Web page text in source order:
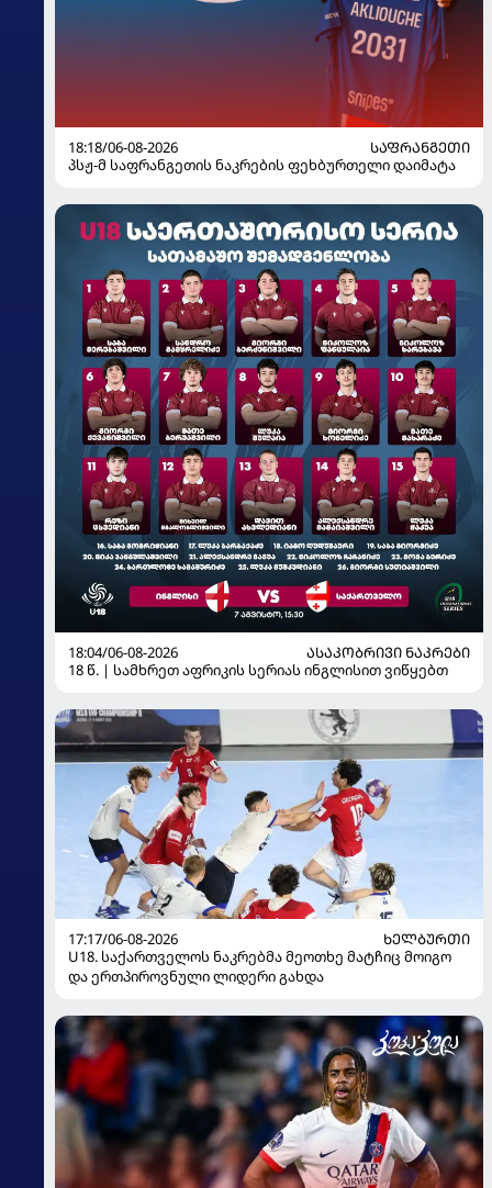
18:18/06-08-2026
ᲡᲐᲤᲠᲐᲜᲒᲔᲗᲘ
პსჟ-მ საფრანგეთის ნაკრების ფეხბურთელი დაიმატა
18:04/06-08-2026
ᲐᲡᲐᲙᲝᲑᲠᲘᲕᲘ ᲜᲐᲙᲠᲔᲑᲘ
18 წ. | სამხრეთ აფრიკის სერიას ინგლისით ვიწყებთ
17:17/06-08-2026
ᲮᲔᲚᲑᲣᲠᲗᲘ
U18. საქართველოს ნაკრებმა მეოთხე მატჩიც მოიგო
და ერთპიროვნული ლიდერი გახდა